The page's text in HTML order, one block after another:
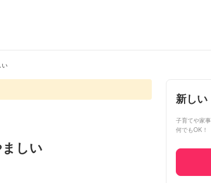
い
しい
新しい
子育てや家
何でもOK！